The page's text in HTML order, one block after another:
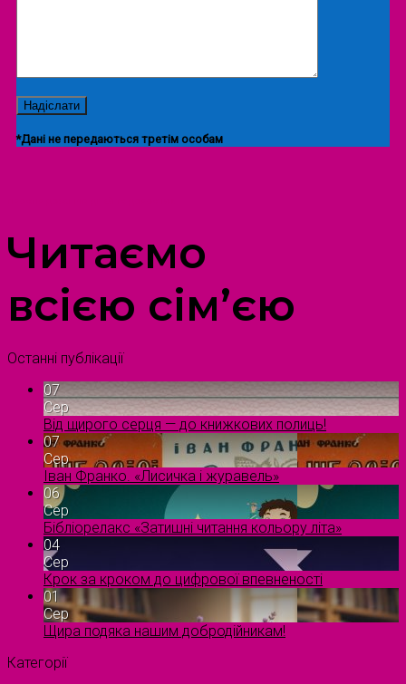
*Дані не передаються третім особам
Читаємо
всією сім’єю
Останні публікації
07
Сер
Від щирого серця — до книжкових полиць!
07
Сер
Іван Франко. «Лисичка і журавель»
06
Сер
Бібліорелакс «Затишні читання кольору літа»
04
Сер
Крок за кроком до цифрової впевненості
01
Сер
Щира подяка нашим добродійникам!
Категорії